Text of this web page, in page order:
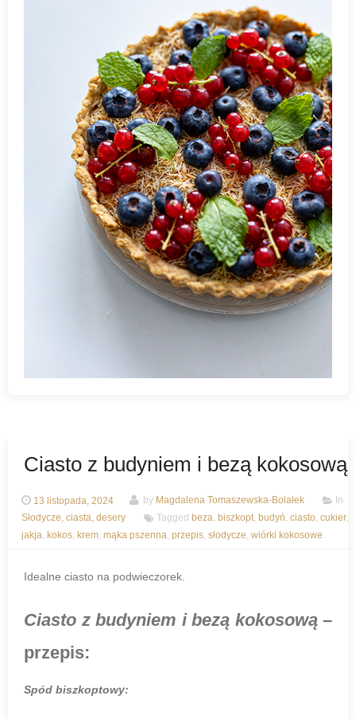
Ciasto z budyniem i bezą kokosową
13 listopada, 2024 by Magdalena Tomaszewska-Bolałek
In
Słodycze, ciasta, desery
Tagged beza, biszkopt, budyń, ciasto, cukier,
jakja, kokos, krem, mąka pszenna, przepis, słodycze, wiórki kokosowe
Idealne ciasto na podwieczorek.
Ciasto z budyniem i bezą kokosową –
przepis:
Spód biszkoptowy: